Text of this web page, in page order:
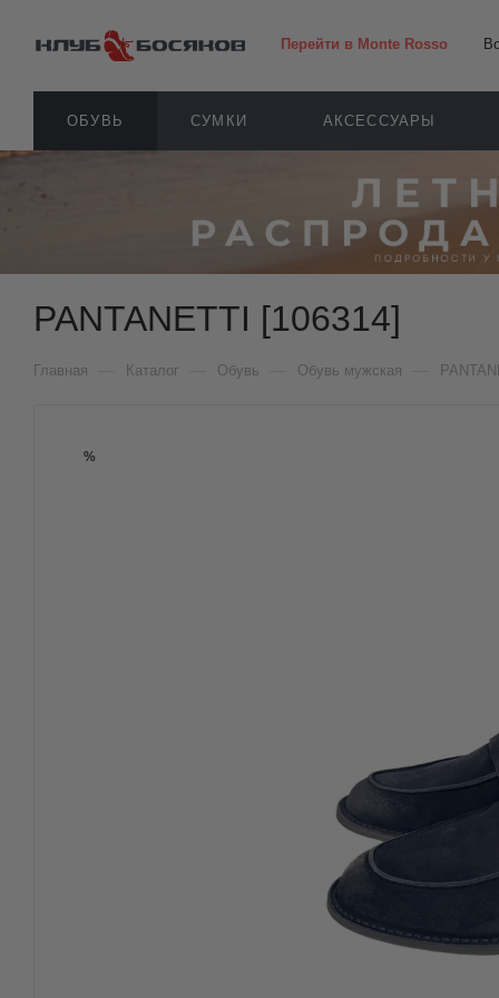
Перейти в Monte Rosso
ОБУВЬ СУМКИ АКСЕССУАРЫ
PANTANETTI [106314]
Главная Каталог Обувь Обувь мужская
%